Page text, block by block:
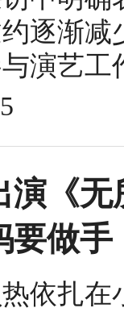
逐渐
演艺
演《
要做手
依扎